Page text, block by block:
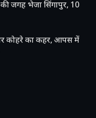
जगह भेजा सिंगापुर, 10
कोहरे का कहर, आपस में